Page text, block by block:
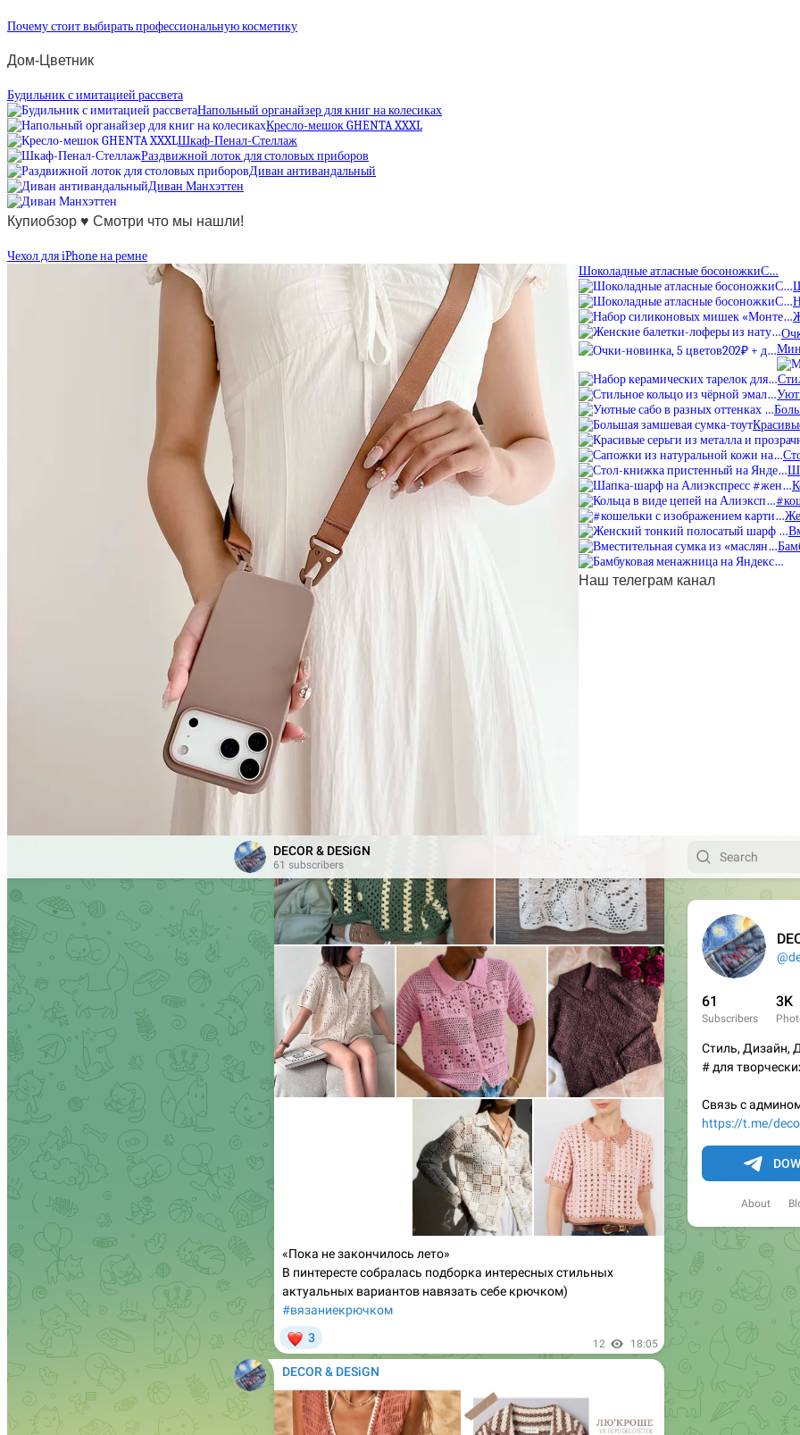
Почему стоит выбирать профессиональную косметику
Дом-Цветник
Будильник с имитацией рассвета
Напольный органайзер для книг на колесиках
Кресло-мешок GHENTA XXXL
Шкаф-Пенал-Стеллаж
Раздвижной лоток для столовых приборов
Диван антивандальный
Диван Манхэттен
Купиобзор ♥ Смотри что мы нашли!
Чехол для iPhone на ремне
Шоколадные атласные босоножкиС…
Наш телеграм канал